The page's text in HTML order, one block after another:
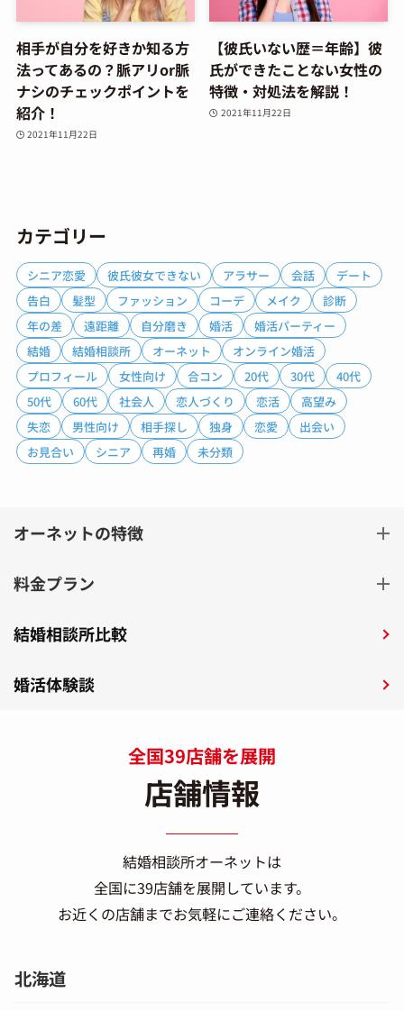
相手が自分を好きか知る方
法ってあるの？脈アリor脈
ナシのチェックポイントを
紹介！
2021年11月22日
【彼氏いない歴＝年齢】彼
氏ができたことない女性の
特徴・対処法を解説！
2021年11月22日
カテゴリー
シニア恋愛 彼氏彼女できない アラサー 会話
デート
告白
髪型 ファッション コーデ メイク
診断
年の差
遠距離 自分磨き 婚活
婚活パーティー
結婚
結婚相談所 オーネット
オンライン婚活
プロフィール
女性向け 合コン 20代 30代
40代
50代
60代 社会人 恋人づくり 恋活
高望み
失恋
男性向け 相手探し 独身 恋愛
出会い
お見合い
シニア 再婚 未分類
オーネットの特徴
料金プラン
結婚相談所比較
婚活体験談
全国39店舗を展開
店舗情報
結婚相談所オーネットは
全国に39店舗を展開しています。
お近くの店舗までお気軽にご連絡ください。
北海道